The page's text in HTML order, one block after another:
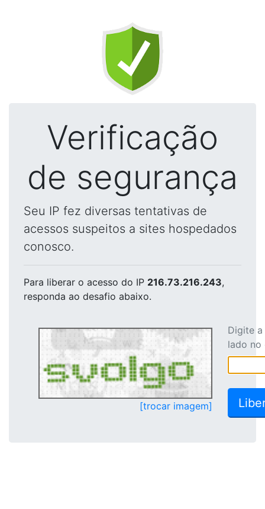
Verificação
de segurança
Seu IP fez diversas tentativas de
acessos suspeitos a sites hospedados
conosco.
Para liberar o acesso do IP 216.73.216.243,
responda ao desafio abaixo.
[trocar imagem]
Digite
lado no